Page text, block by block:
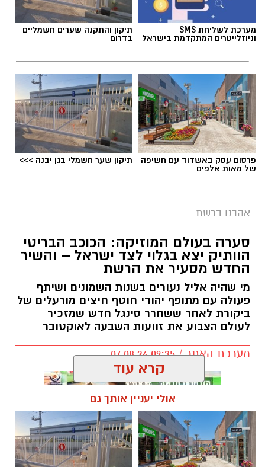
מערכת לשליחת SMS
וניוזלייטרים המתקדמת בישראל
תיקון והתקנה שערים חשמליים
בדרום
פרסום עסק באשדוד עם חשיפה
של מאות אלפים
תיקון שער חשמלי בגן יבנה >>>
אהבנו ברשת
סערה בעולם המוזיקה: הכוכב הבריטי
הוותיק יצא בגלוי לצד ישראל – והשיר
החדש מסעיר את הרשת
מי שהיה אליל נעורים בשנות השמונים ושיתף
פעולה עם מתופף יהודי חוטף חיצים מורעלים של
ביקורת לאחר ששחרר סינגל חדש שמזכיר
לעולם הצבוע את זוועות השבעה לאוקטובר
מערכת האתר / 09:35 07.08.26
תגים:בוי ג'ורג'
קרא עוד
אולי יעניין אותך גם